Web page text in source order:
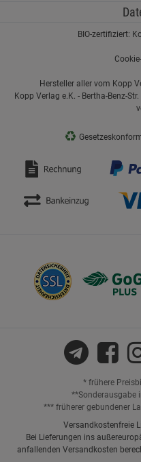
BIO-zertifiziert:
Hersteller aller vom Kopp
Kopp Verlag e.K. - Bertha-Benz-
♻
* frühere
**Sonderausgabe
*** früherer gebundener
Versandkostenfreie
Bei Lieferungen ins
anfallenden Versandkosten